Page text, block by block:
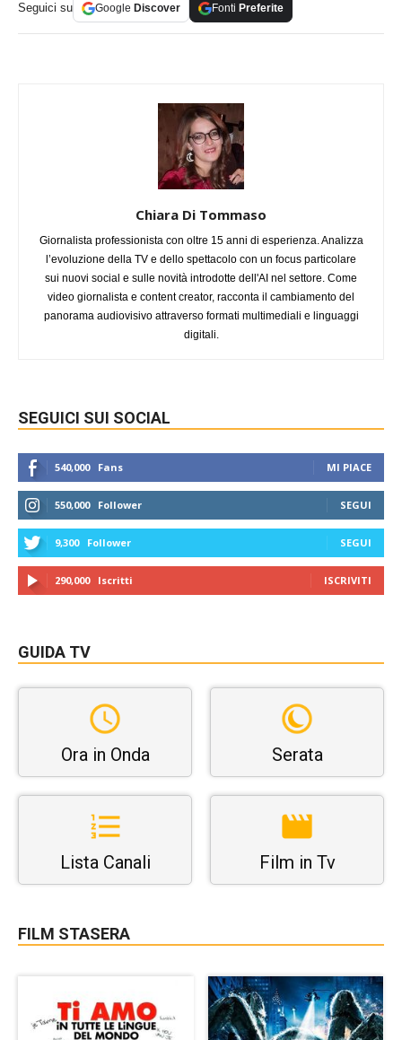
Seguici su Google Discover Fonti Preferite
Chiara Di Tommaso
Giornalista professionista con oltre 15 anni di esperienza. Analizza
l’evoluzione della TV e dello spettacolo con un focus particolare
sui nuovi social e sulle novità introdotte dell'AI nel settore. Come
video giornalista e content creator, racconta il cambiamento del
panorama audiovisivo attraverso formati multimediali e linguaggi
digitali.
SEGUICI SUI SOCIAL
540,000 Fans MI PIACE
550,000 Follower SEGUI
9,300 Follower SEGUI
290,000 Iscritti ISCRIVITI
GUIDA TV
Ora in Onda Serata
Lista Canali Film in Tv
FILM STASERA